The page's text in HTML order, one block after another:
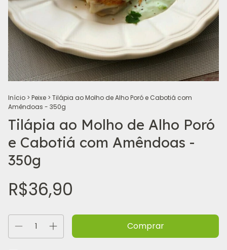
Início > Peixe > Tilápia ao Molho de Alho Poró e Cabotiá com
Amêndoas - 350g
Tilápia ao Molho de Alho Poró
e Cabotiá com Amêndoas -
350g
R$36,90